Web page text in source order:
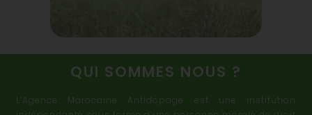
QUI SOMMES NOUS ?
L’Agence Marocaine Antidopage est une institution